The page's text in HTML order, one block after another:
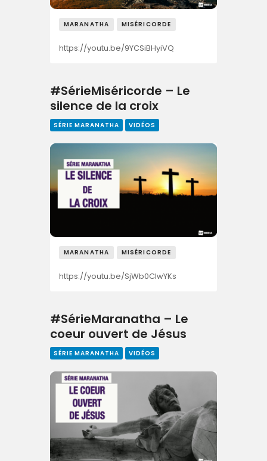
MARANATHA MISÉRICORDE
https://youtu.be/9YCSiBHyiVQ
#SérieMiséricorde – Le
silence de la croix
SÉRIE MARANATHA VIDÉOS
MARANATHA MISÉRICORDE
https://youtu.be/SjWb0ClwYKs
#SérieMaranatha – Le
coeur ouvert de Jésus
SÉRIE MARANATHA VIDÉOS